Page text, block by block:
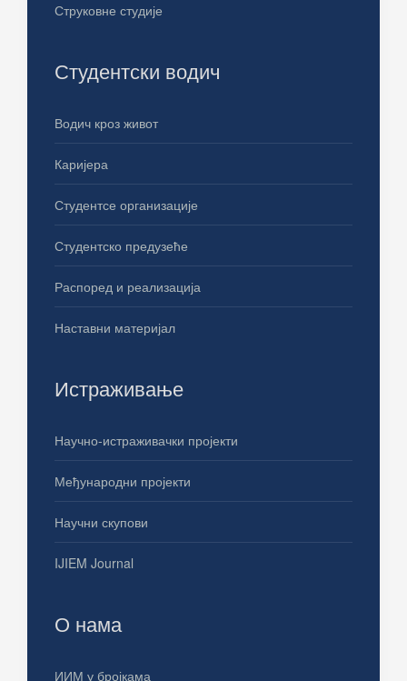
Струковне студије
Студентски водич
Водич кроз живот
Каријера
Студентсе организације
Студентско предузеће
Распоред и реализација
Наставни материјал
Истраживање
Научно-истраживачки пројекти
Међународни пројекти
Научни скупови
IJIEM Journal
О нама
ИИМ у бројкама